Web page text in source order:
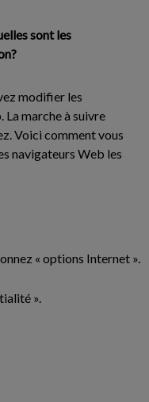
sont les
modifier les
marche à suivre
Voici comment vous
navigateurs Web les
« options Internet ».
».